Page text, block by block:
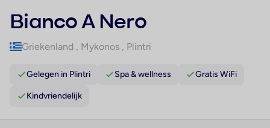
Bianco A Nero
Griekenland , Mykonos , Plintri
Gelegen in Plintri Spa & wellness Gratis WiFi
Kindvriendelijk